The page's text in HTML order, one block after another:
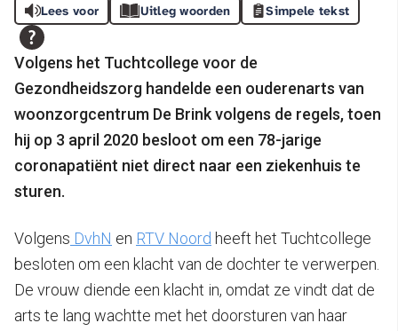
Lees voor Uitleg woorden Simpele tekst
Volgens het Tuchtcollege voor de
Gezondheidszorg handelde een ouderenarts van
woonzorgcentrum De Brink volgens de regels, toen
hij op 3 april 2020 besloot om een 78-jarige
coronapatiënt niet direct naar een ziekenhuis te
sturen.
Volgens DvhN en RTV Noord heeft het Tuchtcollege
besloten om een klacht van de dochter te verwerpen.
De vrouw diende een klacht in, omdat ze vindt dat de
arts te lang wachtte met het doorsturen van haar